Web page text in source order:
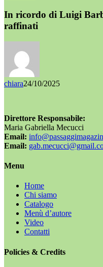
In ricordo di Luigi
raffinati
chiara24/10/2025
Direttore Responsabile:
Maria Gabriella Mecucci
Email:
Email:
Menu
Home
Chi siamo
Catalogo
Menù d’autore
Video
Contatti
Policies & Credits